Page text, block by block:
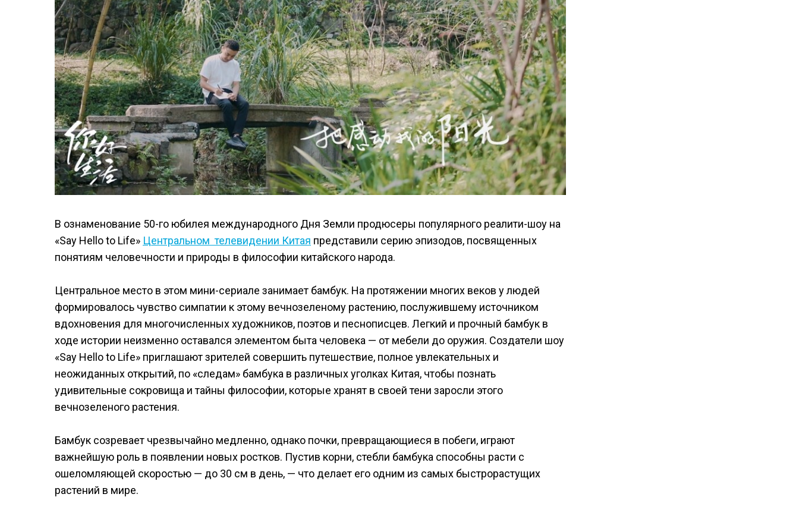
В ознаменование 50-го юбилея международного Дня Земли продюсеры популярного реалити-шоу на
«Say Hello to Life» Центральном телевидении Китая представили серию эпизодов, посвященных
понятиям человечности и природы в философии китайского народа.
Центральное место в этом мини-сериале занимает бамбук. На протяжении многих веков у людей
формировалось чувство симпатии к этому вечнозеленому растению, послужившему источником
вдохновения для многочисленных художников, поэтов и песнописцев. Легкий и прочный бамбук в
ходе истории неизменно оставался элементом быта человека — от мебели до оружия. Создатели шоу
«Say Hello to Life» приглашают зрителей совершить путешествие, полное увлекательных и
неожиданных открытий, по «следам» бамбука в различных уголках Китая, чтобы познать
удивительные сокровища и тайны философии, которые хранят в своей тени заросли этого
вечнозеленого растения.
Бамбук созревает чрезвычайно медленно, однако почки, превращающиеся в побеги, играют
важнейшую роль в появлении новых ростков. Пустив корни, стебли бамбука способны расти с
ошеломляющей скоростью — до 30 см в день, — что делает его одним из самых быстрорастущих
растений в мире.